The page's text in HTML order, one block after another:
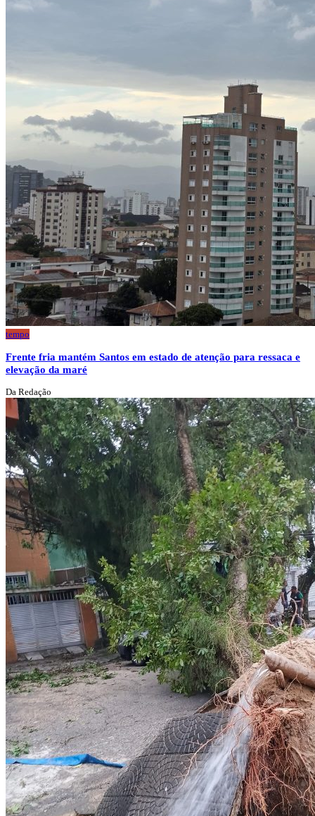
tempo
Frente fria mantém Santos em estado de atenção para ressaca e
elevação da maré
Da Redação